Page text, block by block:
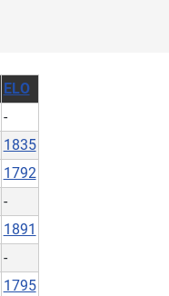
ELO
-
1835
1792
-
1891
-
1795